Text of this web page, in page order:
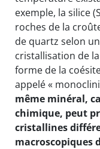
exemple, la silice
roches de la
de quartz selon
cristallisation de
forme de la
appelé «
même minéral,
chimique, peut
cristallines
macroscopiques